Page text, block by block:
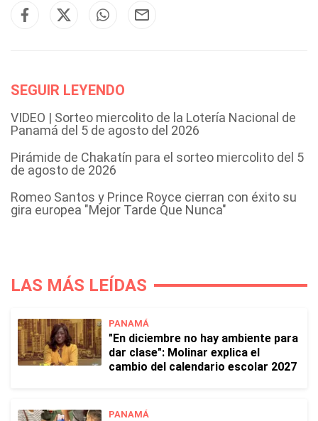
SEGUIR LEYENDO
VIDEO | Sorteo miercolito de la Lotería Nacional de
Panamá del 5 de agosto del 2026
Pirámide de Chakatín para el sorteo miercolito del 5
de agosto de 2026
Romeo Santos y Prince Royce cierran con éxito su
gira europea "Mejor Tarde Que Nunca"
LAS MÁS LEÍDAS
PANAMÁ
"En diciembre no hay ambiente para
dar clase": Molinar explica el
cambio del calendario escolar 2027
PANAMÁ